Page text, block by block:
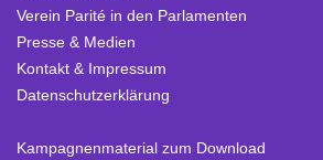
Verein Parité in den Parlamenten
Presse & Medien
Kontakt & Impressum
Datenschutzerklärung
Kampagnenmaterial zum Download